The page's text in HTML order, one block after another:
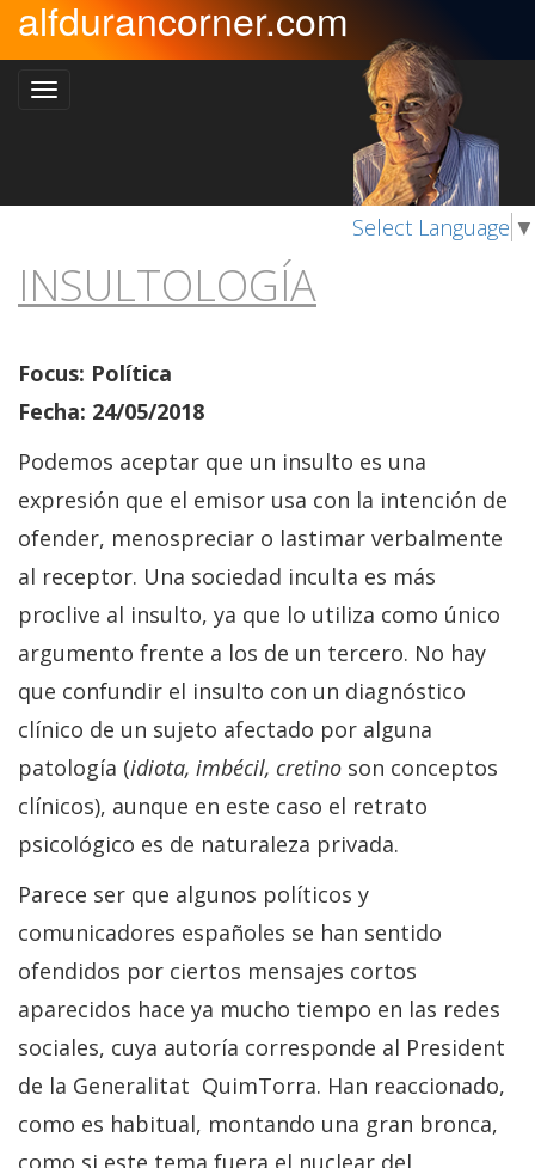
alfdurancorner.com
Select Language ▼
INSULTOLOGÍA
Focus: Política
Fecha: 24/05/2018
Podemos aceptar que un insulto es una
expresión que el emisor usa con la intención de
ofender, menospreciar o lastimar verbalmente
al receptor. Una sociedad inculta es más
proclive al insulto, ya que lo utiliza como único
argumento frente a los de un tercero. No hay
que confundir el insulto con un diagnóstico
clínico de un sujeto afectado por alguna
patología (idiota, imbécil, cretino son conceptos
clínicos), aunque en este caso el retrato
psicológico es de naturaleza privada.
Parece ser que algunos políticos y
comunicadores españoles se han sentido
ofendidos por ciertos mensajes cortos
aparecidos hace ya mucho tiempo en las redes
sociales, cuya autoría corresponde al President
de la Generalitat QuimTorra. Han reaccionado,
como es habitual, montando una gran bronca,
como si este tema fuera el nuclear del